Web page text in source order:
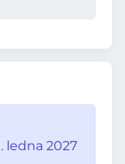
ledna 2027